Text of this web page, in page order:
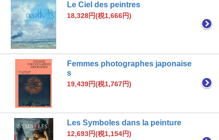
Le Ciel des peintres
18,328円(税1,666円)
Femmes photographes japonaise
s
19,439円(税1,767円)
Les Symboles dans la peinture
12,693円(税1,154円)